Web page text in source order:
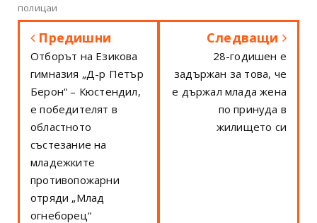
полицаи
Предишни
Отборът на Езикова
гимназия „Д-р Петър
Берон“ – Кюстендил,
е победителят в
областното
състезание на
младежките
противопожарни
отряди „Млад
огнеборец“
Следващи
28-годишен е
задържан за това, че
е държал млада жена
по принуда в
жилището си